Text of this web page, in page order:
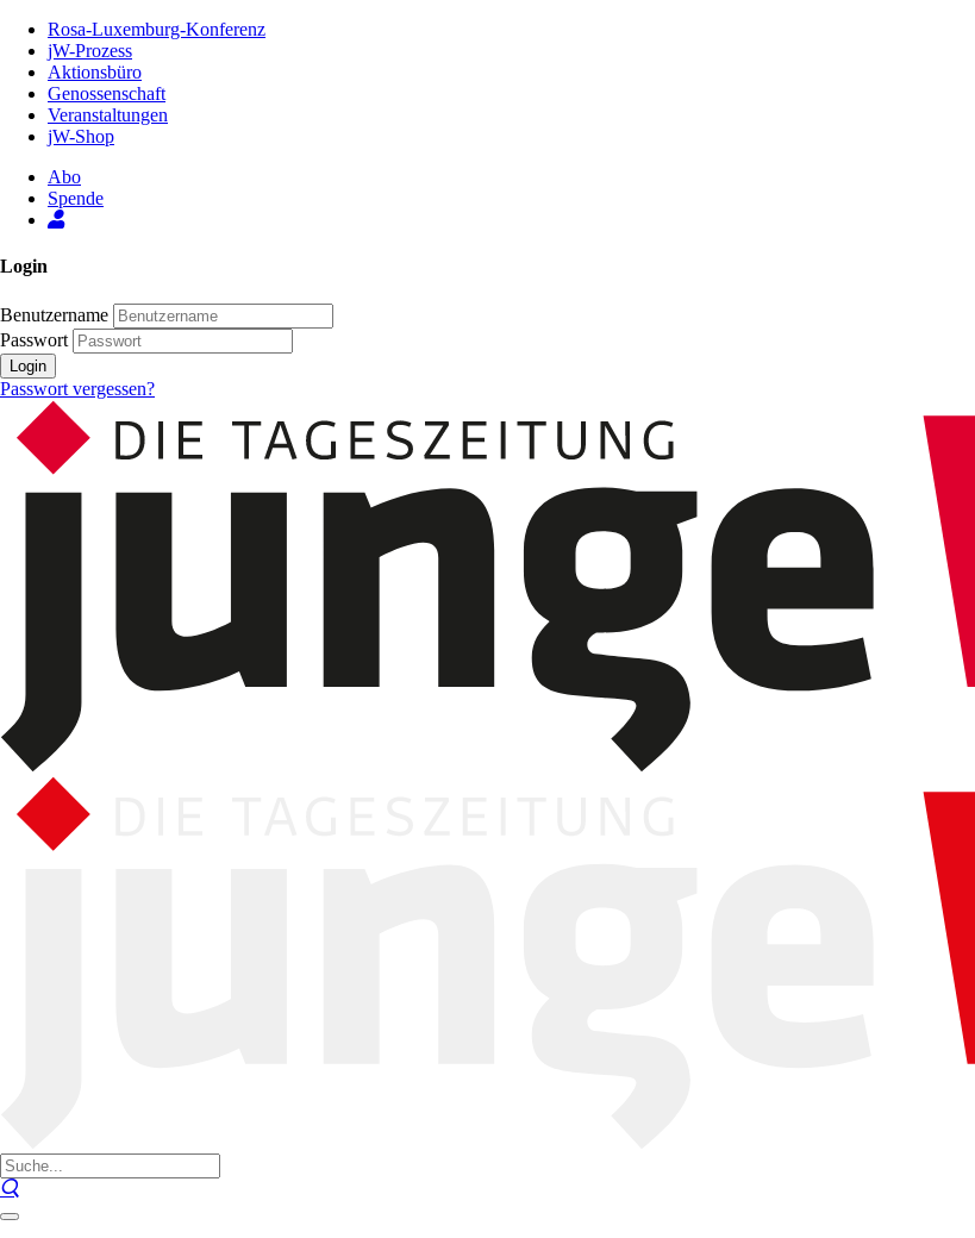
Inhalt
Seite
Rosa-Luxemburg-Konferenz
jW-Prozess
Aktionsbüro
Genossenschaft
Veranstaltungen
jW-Shop
Abo
Spende
Login
Benutzername
Passwort
Login
Passwort vergessen?